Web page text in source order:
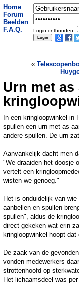
Home
Forum
Beelden
F.A.Q.
Login onthouden
«
Urn met
In een kringloopwinkel in
spullen een urn met as
andere spullen. De urn
Aanvankelijk dacht men
"We draaiden het doosje
vertelt een
wisten we genoeg."
Het is onduidelijk van
aanbellen en spullen
spullen", aldus de
direct gekeken wat erin
kringloopwinkel hoopt
De zaak van de
vonden medewerkers
strottenhoofd op
Het lichaamsdeel was